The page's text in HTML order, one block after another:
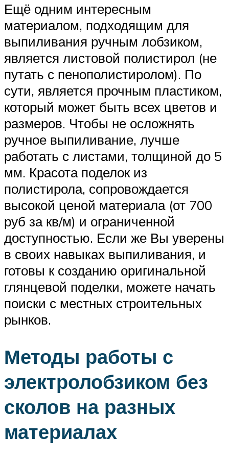
Ещё одним интересным
материалом, подходящим для
выпиливания ручным лобзиком,
является листовой полистирол (не
путать с пенополистиролом). По
сути, является прочным пластиком,
который может быть всех цветов и
размеров. Чтобы не осложнять
ручное выпиливание, лучше
работать с листами, толщиной до 5
мм. Красота поделок из
полистирола, сопровождается
высокой ценой материала (от 700
руб за кв/м) и ограниченной
доступностью. Если же Вы уверены
в своих навыках выпиливания, и
готовы к созданию оригинальной
глянцевой поделки, можете начать
поиски с местных строительных
рынков.
Методы работы с
электролобзиком без
сколов на разных
материалах